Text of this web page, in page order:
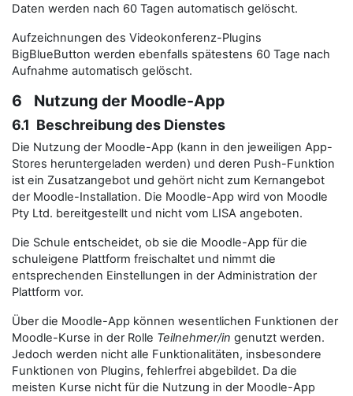
Daten werden nach 60 Tagen automatisch gelöscht.
Aufzeichnungen des Videokonferenz-Plugins
BigBlueButton werden ebenfalls spätestens 60 Tage nach
Aufnahme automatisch gelöscht.
6 Nutzung der Moodle-App
6.1 Beschreibung des Dienstes
Die Nutzung der Moodle-App (kann in den jeweiligen App-
Stores heruntergeladen werden) und deren Push-Funktion
ist ein Zusatzangebot und gehört nicht zum Kernangebot
der Moodle-Installation. Die Moodle-App wird von Moodle
Pty Ltd. bereitgestellt und nicht vom LISA angeboten.
Die Schule entscheidet, ob sie die Moodle-App für die
schuleigene Plattform freischaltet und nimmt die
entsprechenden Einstellungen in der Administration der
Plattform vor.
Über die Moodle-App können wesentlichen Funktionen der
Moodle-Kurse in der Rolle Teilnehmer/in genutzt werden.
Jedoch werden nicht alle Funktionalitäten, insbesondere
Funktionen von Plugins, fehlerfrei abgebildet. Da die
meisten Kurse nicht für die Nutzung in der Moodle-App